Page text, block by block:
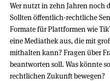
Wer nutzt in zehn Jahren noch
Sollten öffentlich-rechtliche
Formate für Plattformen wie
eine Mediathek aus, die mit
mithalten kann? Fragen über
beantworten soll. Was könnte
rechtlichen Zukunft bewegen?